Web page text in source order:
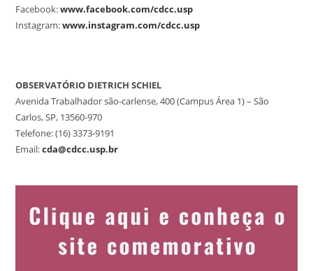
Facebook:www.facebook.com/cdcc.usp
Instagram:www.instagram.com/cdcc.usp
OBSERVATÓRIO DIETRICH SCHIEL
Avenida Trabalhador são-carlense, 400 (Campus Área 1) – São
Carlos, SP, 13560-970
Telefone: (16) 3373-9191
Email:cda@cdcc.usp.br